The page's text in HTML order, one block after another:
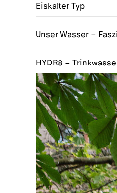
Eiskalter Typ
Unser Wasser –
HYDR8 –